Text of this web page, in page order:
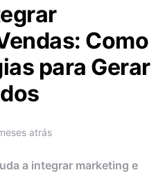
Como
para Gerar
atrás
a integrar marketing e